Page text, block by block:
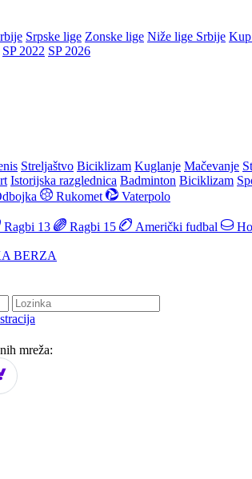
Srpske lige Zonske lige Niže lige Srbije
SP 2022 SP 2026
Streljaštvo Biciklizam Kuglanje Mačevanje
Istorijska razglednica Badminton Biciklizam
Rukomet
Vaterpolo
Ragbi 13 Ragbi 15 Američki fudbal
BERZA
mreža: